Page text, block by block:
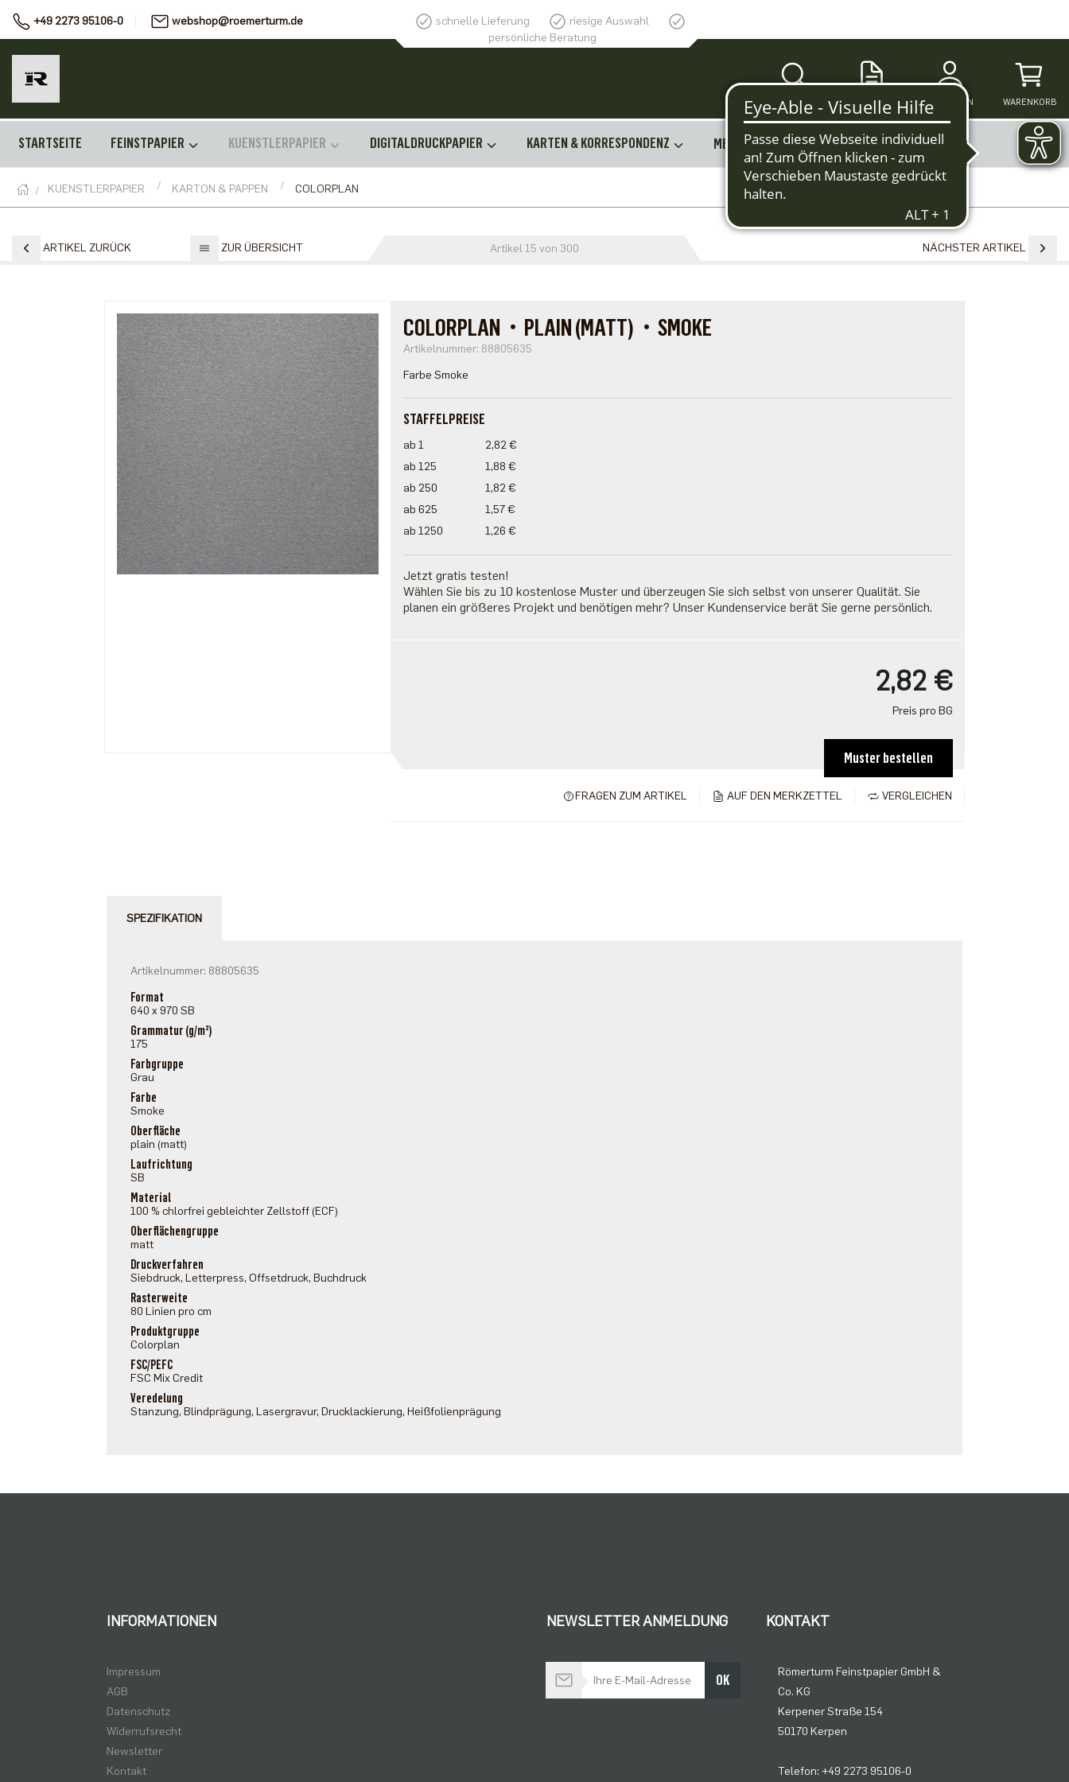
+49 2273 95106-0 webshop@roemerturm.de schnelle Lieferung
riesige Auswahl
persönliche Beratung
SUCHE MERKZETTEL ANMELDEN WARENKORB
STARTSEITE FEINSTPAPIER KUENSTLERPAPIER DIGITALDRUCKPAPIER KARTEN & KORRESPONDENZ MEHR
KUENSTLERPAPIER KARTON & PAPPEN COLORPLAN
ARTIKEL ZURÜCK ZUR ÜBERSICHT Artikel 15 von 300 NÄCHSTER ARTIKEL
COLORPLAN・PLAIN (MATT)・SMOKE
Artikelnummer: 88805635
Farbe Smoke
STAFFELPREISE
ab 1
2,82 €
ab 125
1,88 €
ab 250
1,82 €
ab 625
1,57 €
ab 1250
1,26 €
Jetzt gratis testen!
Wählen Sie bis zu 10 kostenlose Muster und überzeugen Sie sich selbst von unserer Qualität. Sie
planen ein größeres Projekt und benötigen mehr? Unser Kundenservice berät Sie gerne persönlich.
2,82 €
Preis pro BG
Muster bestellen
VERGLEICHEN
AUF DEN MERKZETTEL
FRAGEN ZUM ARTIKEL
SPEZIFIKATION
Artikelnummer: 88805635
Format
640 x 970 SB
Grammatur (g/m²)
175
Farbgruppe
Grau
Farbe
Smoke
Oberfläche
plain (matt)
Laufrichtung
SB
Material
100 % chlorfrei gebleichter Zellstoff (ECF)
Oberflächengruppe
matt
Druckverfahren
Siebdruck, Letterpress, Offsetdruck, Buchdruck
Rasterweite
80 Linien pro cm
Produktgruppe
Colorplan
FSC/PEFC
FSC Mix Credit
Veredelung
Stanzung, Blindprägung, Lasergravur, Drucklackierung, Heißfolienprägung
INFORMATIONEN
Impressum
AGB
Datenschutz
Widerrufsrecht
Newsletter
Kontakt
NEWSLETTER ANMELDUNG
Bleiben Sie auf dem Laufenden OK
KONTAKT
Römerturm Feinstpapier GmbH &
Co. KG
Kerpener Straße 154
50170 Kerpen
Telefon: +49 2273 95106-0